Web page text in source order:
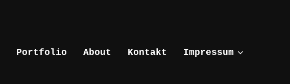
Portfolio About Kontakt Impressum